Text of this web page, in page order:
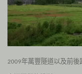
2009年萬豐隧道以及前